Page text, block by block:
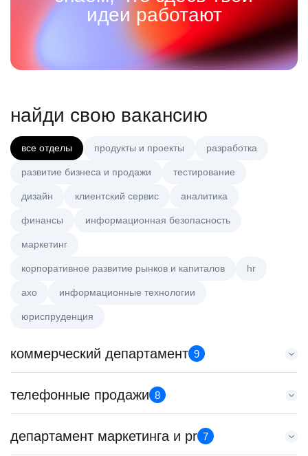
идеи работают
найди свою вакансию
все отделы продукты и проекты разработка
развитие бизнеса и продажи тестирование
дизайн клиентский сервис аналитика
финансы информационная безопасность
маркетинг
корпоративное развитие рынков и капиталов hr
axo информационные технологии
юриспруденция
коммерческий департамент 9
Key Account Manager (EdTech)
HeadHunter::Коммерческий департамент
150000 ₽
телефонные продажи 8
Менеджер по продажам в сегменте среднего и крупного
бизнеса
департамент маркетинга и pr 7